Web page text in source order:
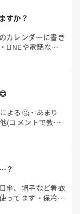
すか？
カレンダーに書き
・ LINEや電話など
よる🤔 ・ あまり
(コメントで教え
？
日傘、帽子など着衣
ってます ・ 保冷剤